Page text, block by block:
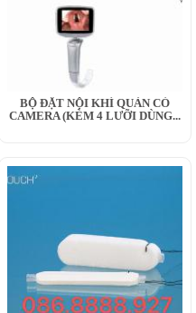
BỘ ĐẶT NỘI KHÍ QUẢN CÓ
CAMERA (KÈM 4 LƯỠI DÙNG...